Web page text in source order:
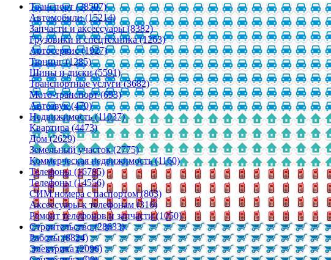
Транспорт (38507)
Автомобили (15214)
Запчасти и аксессуары (8382)
Грузовики и спецтехника (1263)
Автосервис (1927)
Тюнинг (1285)
Шины и диски (5591)
Транспортные услуги (3682)
Мото-транспорт (693)
Автозвук (470)
Недвижимость (11037)
Квартира (4473)
Дом (2629)
Земельный участок (2775)
Коммерческая недвижимость (1160)
Телефоны (16785)
Телефоны (14556)
СИМ номера с паспортом (863)
Аксессуары к телефонам (316)
Ремонт телефонов и запчасти (1050)
Строительство (28633)
Работы (8824)
Электрика (2096)